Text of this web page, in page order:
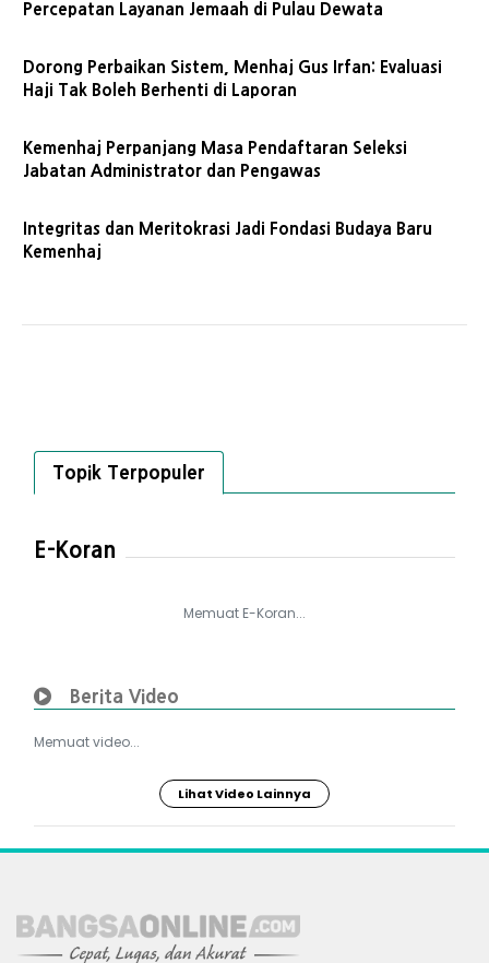
Percepatan Layanan Jemaah di Pulau Dewata
Dorong Perbaikan Sistem, Menhaj Gus Irfan: Evaluasi
Haji Tak Boleh Berhenti di Laporan
Kemenhaj Perpanjang Masa Pendaftaran Seleksi
Jabatan Administrator dan Pengawas
Integritas dan Meritokrasi Jadi Fondasi Budaya Baru
Kemenhaj
Topik Terpopuler
E-Koran
Memuat E-Koran...
Berita Video
Memuat video...
Lihat Video Lainnya